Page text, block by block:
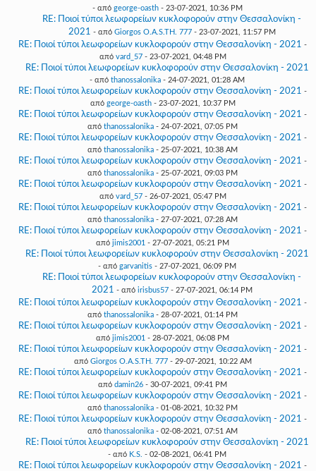
- από george-oasth- 23-07-2021, 10:36 PM
RE: Ποιοί τύποι λεωφορείων κυκλοφορούν στην Θεσσαλονίκη -
2021 - από Giorgos O.A.S.TH. 777- 23-07-2021, 11:57 PM
RE: Ποιοί τύποι λεωφορείων κυκλοφορούν στην Θεσσαλονίκη - 2021 -
από vard_57- 23-07-2021, 04:48 PM
RE: Ποιοί τύποι λεωφορείων κυκλοφορούν στην Θεσσαλονίκη - 2021
- από thanossalonika - 24-07-2021, 01:28 AM
RE: Ποιοί τύποι λεωφορείων κυκλοφορούν στην Θεσσαλονίκη - 2021 -
από george-oasth- 23-07-2021, 10:37 PM
RE: Ποιοί τύποι λεωφορείων κυκλοφορούν στην Θεσσαλονίκη - 2021 -
από thanossalonika - 24-07-2021, 07:05 PM
RE: Ποιοί τύποι λεωφορείων κυκλοφορούν στην Θεσσαλονίκη - 2021 -
από thanossalonika - 25-07-2021, 10:38 AM
RE: Ποιοί τύποι λεωφορείων κυκλοφορούν στην Θεσσαλονίκη - 2021 -
από thanossalonika - 25-07-2021, 09:03 PM
RE: Ποιοί τύποι λεωφορείων κυκλοφορούν στην Θεσσαλονίκη - 2021 -
από vard_57- 26-07-2021, 05:47 PM
RE: Ποιοί τύποι λεωφορείων κυκλοφορούν στην Θεσσαλονίκη - 2021 -
από thanossalonika - 27-07-2021, 07:28 AM
RE: Ποιοί τύποι λεωφορείων κυκλοφορούν στην Θεσσαλονίκη - 2021 -
από jimis2001 - 27-07-2021, 05:21 PM
RE: Ποιοί τύποι λεωφορείων κυκλοφορούν στην Θεσσαλονίκη - 2021
- από garvanitis - 27-07-2021, 06:09 PM
RE: Ποιοί τύποι λεωφορείων κυκλοφορούν στην Θεσσαλονίκη -
2021 - από irisbus57- 27-07-2021, 06:14 PM
RE: Ποιοί τύποι λεωφορείων κυκλοφορούν στην Θεσσαλονίκη - 2021 -
από thanossalonika - 28-07-2021, 01:14 PM
RE: Ποιοί τύποι λεωφορείων κυκλοφορούν στην Θεσσαλονίκη - 2021 -
από jimis2001 - 28-07-2021, 06:08 PM
RE: Ποιοί τύποι λεωφορείων κυκλοφορούν στην Θεσσαλονίκη - 2021 -
από Giorgos O.A.S.TH. 777- 29-07-2021, 10:22 AM
RE: Ποιοί τύποι λεωφορείων κυκλοφορούν στην Θεσσαλονίκη - 2021 -
από damin26 - 30-07-2021, 09:41 PM
RE: Ποιοί τύποι λεωφορείων κυκλοφορούν στην Θεσσαλονίκη - 2021 -
από thanossalonika - 01-08-2021, 10:32 PM
RE: Ποιοί τύποι λεωφορείων κυκλοφορούν στην Θεσσαλονίκη - 2021 -
από thanossalonika - 02-08-2021, 07:51 AM
RE: Ποιοί τύποι λεωφορείων κυκλοφορούν στην Θεσσαλονίκη - 2021
- από K.S. - 02-08-2021, 06:41 PM
RE: Ποιοί τύποι λεωφορείων κυκλοφορούν στην Θεσσαλονίκη - 2021 -